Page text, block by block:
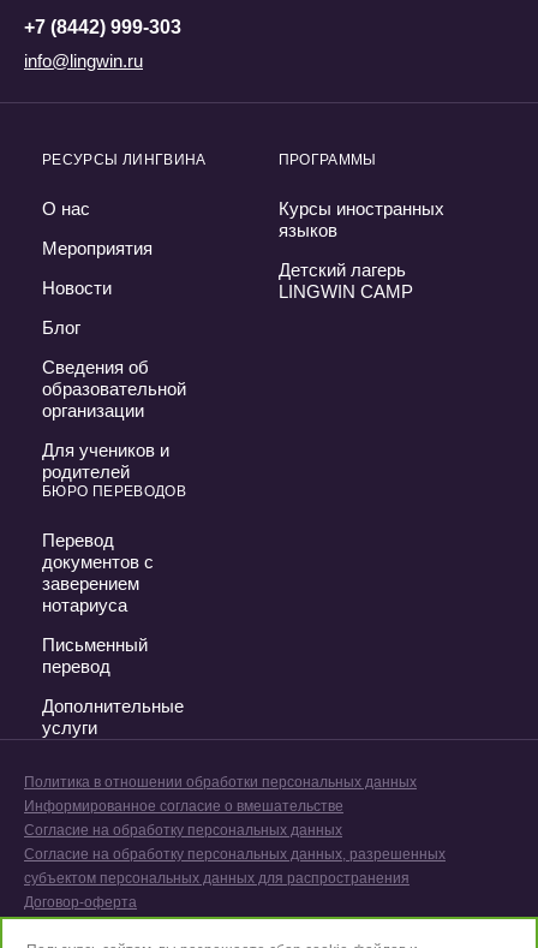
+7 (8442) 999-303
info@lingwin.ru
РЕСУРСЫ ЛИНГВИНА
О нас
Мероприятия
Новости
Блог
Сведения об
образовательной
организации
Для учеников и
родителей
ПРОГРАММЫ
Курсы иностранных
языков
Детский лагерь
LINGWIN CAMP
БЮРО ПЕРЕВОДОВ
Перевод
документов с
заверением
нотариуса
Письменный
перевод
Дополнительные
услуги
Политика в отношении обработки персональных данных
Информированное согласие о вмешательстве
Согласие на обработку персональных данных
Согласие на обработку персональных данных, разрешенных
субъектом персональных данных для распространения
Договор-оферта